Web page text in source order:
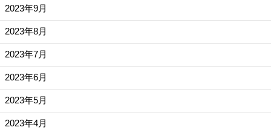
2023年9月
2023年8月
2023年7月
2023年6月
2023年5月
2023年4月